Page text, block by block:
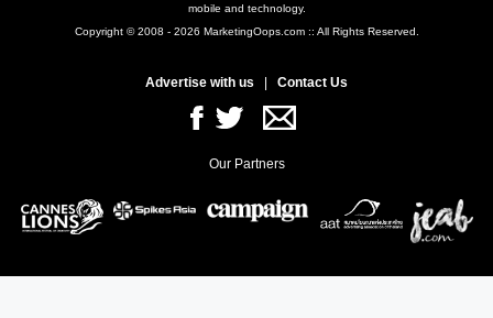
mobile and technology.
Copyright © 2008 - 2026 MarketingOops.com :: All Rights Reserved.
Advertise with us | Contact Us
Our Partners